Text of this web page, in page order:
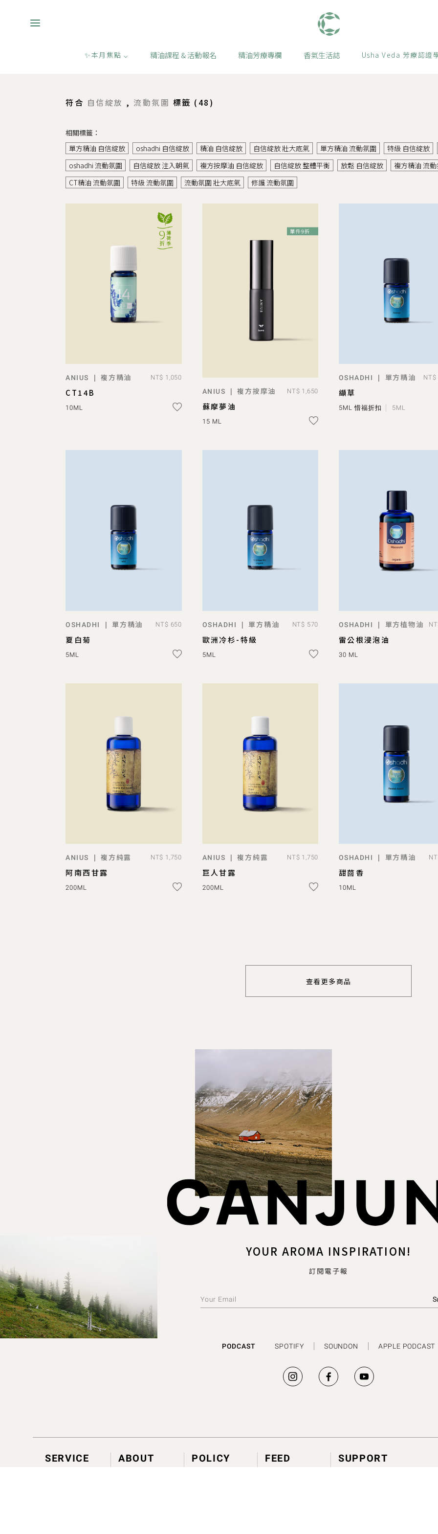
肯園 Canjune
✨本月焦點 ⌵ 精油課程 & 活動報名 精油芳療專欄 香氣生活誌 Usha Veda 芳療認證
符合 自信綻放 , 流動氛圍 標籤 ( 48 )
相關標籤：
單方精油 自信綻放
oshadhi 自信綻放 精油 自信綻放 自信綻放 壯大底氣 單方精油 流動氛圍
特級 自信綻放
oshadhi 流動氛圍
自信綻放 注入朝氣 複方按摩油 自信綻放 自信綻放 整體平衡 放鬆 自信綻放
複方精油 流
CT精油 流動氛圍
特級 流動氛圍 流動氛圍 壯大底氣 修護 流動氛圍
ADD TO BAG
ANIUS | 複方精油 NT$ 1,050
CT14B
10ML
ADD TO BAG
ANIUS | 複方按摩油 NT$ 1,650
蘇摩夢油
15 ML
ADD TO BAG
OSHADHI | 單方精油 NT$
纈草
5ML 惜福折扣 5ML
ADD TO BAG
OSHADHI | 單方精油 NT$ 650
夏白菊
5ML
ADD TO BAG
OSHADHI | 單方精油 NT$ 570
歐洲冷杉-特級
5ML
ADD TO BAG
OSHADHI | 單方植物油
雷公根浸泡油
30 ML
ADD TO BAG
ANIUS | 複方純露 NT$ 1,750
阿南西甘露
200ML
ADD TO BAG
ANIUS | 複方純露 NT$ 1,750
巨人甘露
200ML
ADD TO BAG
OSHADHI | 單方精油
甜茴香
10ML
查看更多商品
YOUR AROMA INSPIRATION!
訂閱電子報
PODCAST SPOTIFY SOUNDON APPLE PODCAST
SERVICE ABOUT POLICY FEED SUPPORT